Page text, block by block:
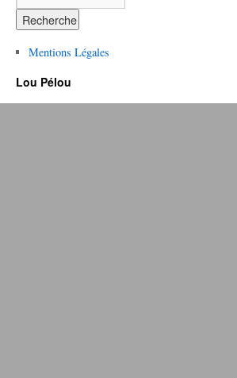
Mentions Légales
Lou Pélou